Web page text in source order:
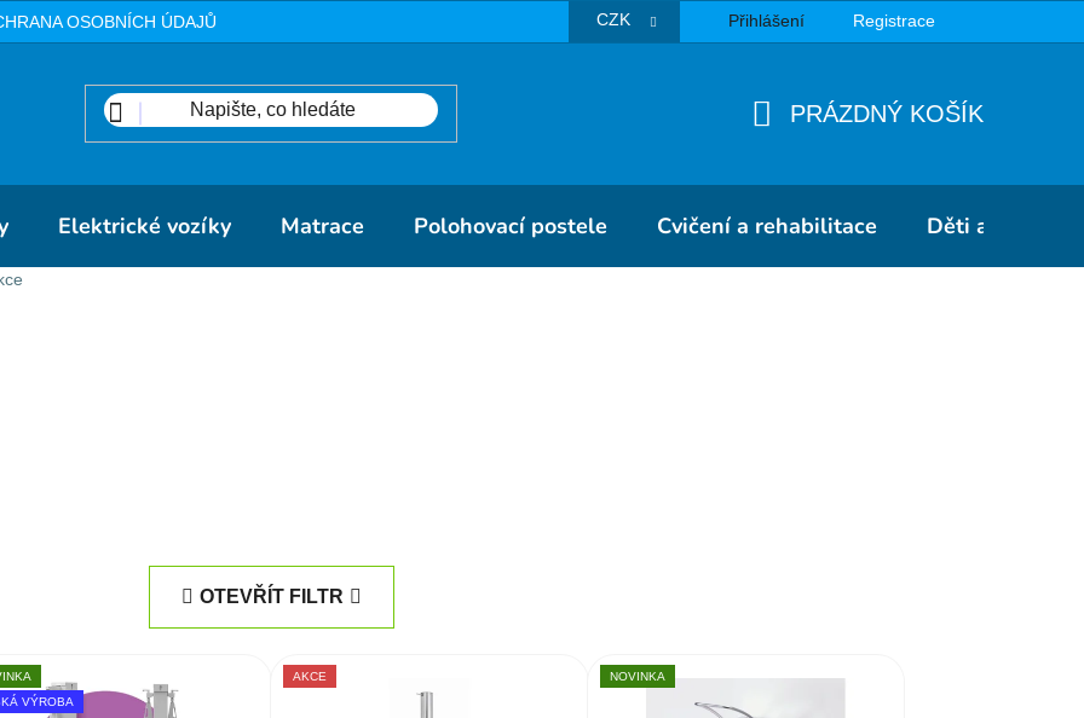
OSOBNÍCH ÚDAJŮ CZK Přihlášení Registrace
PRÁZDNÝ KOŠÍK
Elektrické vozíky Matrace Polohovací postele Cvičení a rehabilitace Děti a školky
OTEVŘÍT FILTR
VÝROBA
AKCE NOVINKA